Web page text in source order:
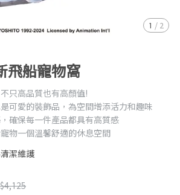
1 / 2
飛船寵物窩
只高品質也有高顏值!
可愛的裝飾品，為空間增添活力和趣味
確保每一件產品都具有高質感
物一個溫馨舒適的休息空間
潔維護